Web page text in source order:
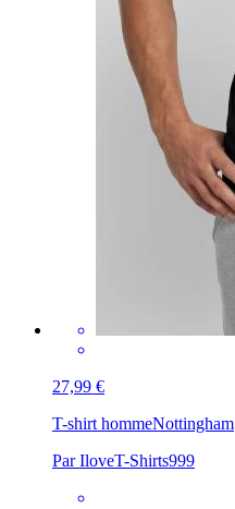
27,99 €
T-shirt hommeNottingham
Par IloveT-Shirts999